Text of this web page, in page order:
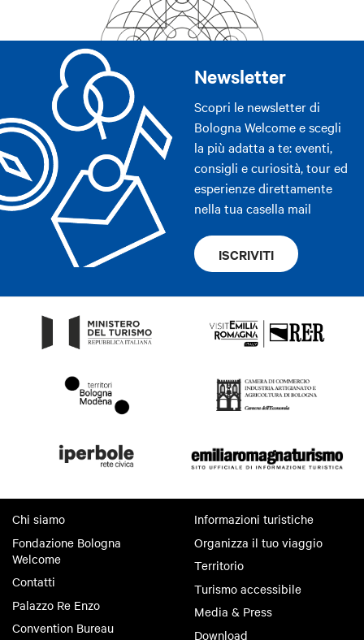
Newsletter
Scopri le newsletter di
Bologna Welcome e scegli
la più adatta a te: eventi,
consigli e curiosità, tour ed
esperienze direttamente
nella tua casella mail
ISCRIVITI
Chi siamo
Fondazione Bologna
Welcome
Contatti
Palazzo Re Enzo
Convention Bureau
Informazioni turistiche
Organizza il tuo viaggio
Territorio
Turismo accessibile
Media & Press
Download